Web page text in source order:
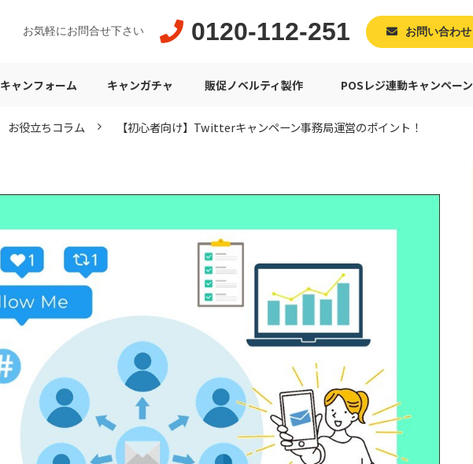
お気軽にお問合せ下さい 0120-112-251 お問い合わせ
キャンフォーム キャンガチャ 販促ノベルティ製作 POSレジ連動キャンペーン
お役立ちコラム 【初心者向け】Twitterキャンペーン事務局運営のポイント！